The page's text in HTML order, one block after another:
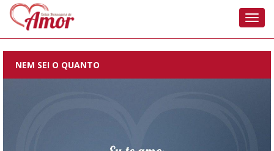
NEM SEI O QUANTO